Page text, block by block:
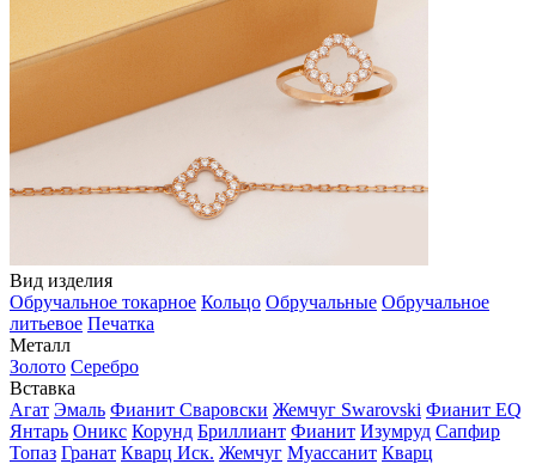
Вид изделия
Обручальное токарное Кольцо Обручальные Обручальное
литьевое Печатка
Металл
Золото Серебро
Вставка
Агат Эмаль Фианит Сваровски Жемчуг Swarovski Фианит EQ
Янтарь Оникс Корунд Бриллиант Фианит Изумруд Сапфир
Топаз Гранат Кварц Иск. Жемчуг Муассанит Кварц